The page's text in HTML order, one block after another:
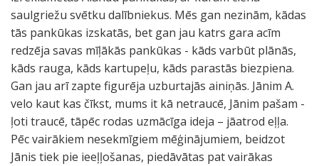
saulgriežu svētku dalībniekus. Mēs gan nezinām, kādas
tās pankūkas izskatās, bet gan jau katrs gara acīm
redzēja savas mīļākās pankūkas - kāds varbūt plānās,
kāds rauga, kāds kartupeļu, kāds parastās biezpiena.
Gan jau arī zapte figurēja uzburtajās ainiņās. Jānim A.
velo kaut kas čīkst, mums it kā netraucē, Jānim pašam -
ļoti traucē, tāpēc rodas uzmācīga ideja – jāatrod eļļa.
Pēc vairākiem nesekmīgiem mēģinājumiem, beidzot
Jānis tiek pie ieeļļošanas, piedāvātas pat vairākas